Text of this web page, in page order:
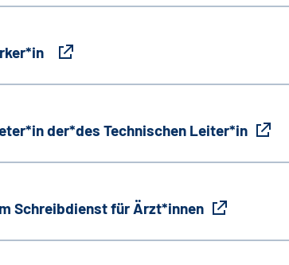
der*des Technischen Leiter*in
Schreibdienst für Ärzt*innen